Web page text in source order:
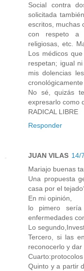
Social contra
solicitada
escritos, muchas
con respeto a
religiosas, etc.
Los médicos
respetan; igual
mis dolencias
cronológicamente
No sé, quizás
expresarlo como
RADICAL LIBRE
Responder
JUAN VILAS 14/
Mariajo buenas
Una propuesta
casa por el
En mi opinión,
lo pimero sería
enfermedades
Lo
Tercero, si las
reconocerlo y
Quinto y a partir